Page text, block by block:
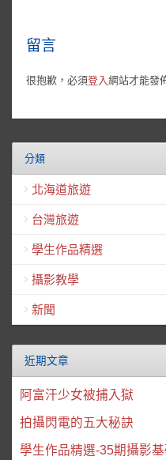
留言
很抱歉，必須登入網站才能發
分類
北海道旅遊
台灣旅遊
學生作品精選
攝影教學
新聞
近期文章
阿富汗少女被捕入獄
拍攝閃電的五大秘訣
學生作品精選-35期攝影